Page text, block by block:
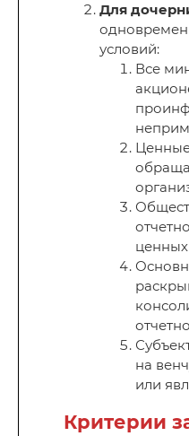
Для
условий:
Все
на
или
Критерии